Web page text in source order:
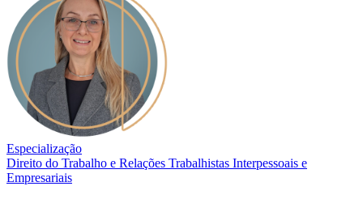
Especialização
Direito do Trabalho e Relações Trabalhistas Interpessoais e
Empresariais